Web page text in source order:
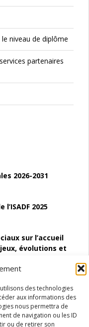
des technologies
aux informations des
nous permettra de
de navigation ou les ID
ou de retirer son
niveau de diplôme
partenaires
2026-2031
2025
sur l’accueil
évolutions et
d’emploi (SAACE)